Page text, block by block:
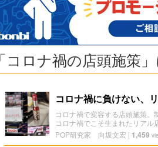
「コロナ禍の店頭施策
コロナ禍に負けない、
コロナ禍で変容する店頭施策。
コロナ禍でこそ生まれたリアル
POP研究家 向坂文宏 | 1,459